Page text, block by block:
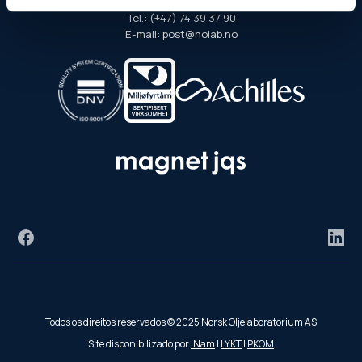
Tel.: (+47) 74 39 37 90
E-mail: post@nolab.no
Facebook
Todos os direitos reservados © 2025 Norsk Oljelaboratorium AS
Site disponibilizado poriNam | LYKT| PKOM